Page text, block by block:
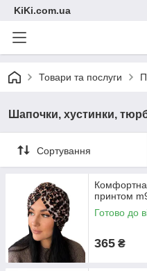
KiKi.com.ua
Товари та послуги
Шапочки, хустинки,
Сортування
принтом
Готово до
365 ₴